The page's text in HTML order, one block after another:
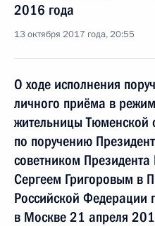
2016 года
13 октября 2017 года, 20:55
О ходе исполнения
личного приёма в
жительницы Тюменской
по поручению
советником
Сергеем Григоровым в
Российской Федерации
в Москве 21 апреля